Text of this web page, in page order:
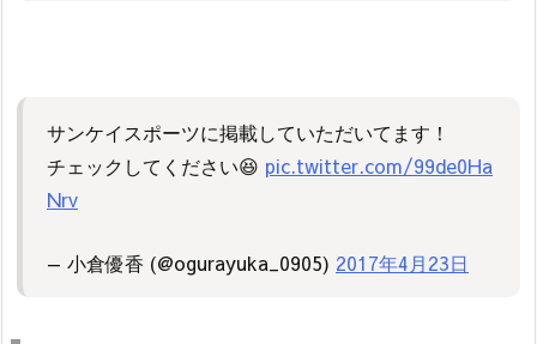
サンケイスポーツに掲載していただいてます！
チェックしてください😆 pic.twitter.com/99de0Ha
Nrv
— 小倉優香 (@ogurayuka_0905) 2017年4月23日